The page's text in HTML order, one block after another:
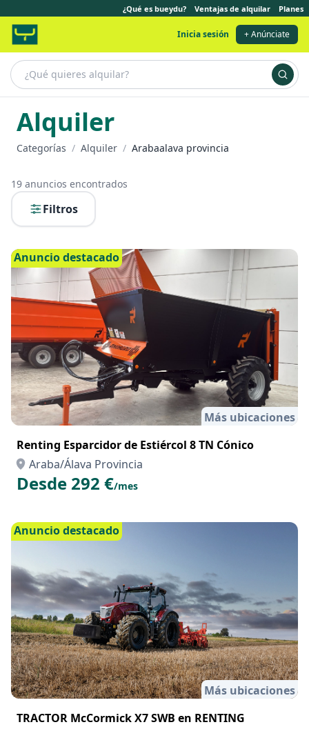
¿Qué es bueydu? Ventajas de alquilar Planes
Inicia sesión + Anúnciate
Alquiler
Categorías / Alquiler / Arabaalava provincia
19 anuncios encontrados
Filtros
Anuncio destacado
Más ubicaciones
Renting Esparcidor de Estiércol 8 TN Cónico
Araba/Álava Provincia
Desde 292 €/mes
Anuncio destacado
Más ubicaciones
TRACTOR McCormick X7 SWB en RENTING